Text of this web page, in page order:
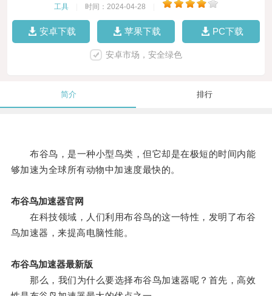
工具 时间：2024-04-28
安卓下载 苹果下载 PC下载
安卓市场，安全绿色
简介 排行
布谷鸟，是一种小型鸟类，但它却是在极短的时间内能
够加速为全球所有动物中加速度最快的。
布谷鸟加速器官网
在科技领域，人们利用布谷鸟的这一特性，发明了布谷
鸟加速器，来提高电脑性能。
布谷鸟加速器最新版
那么，我们为什么要选择布谷鸟加速器呢？首先，高效